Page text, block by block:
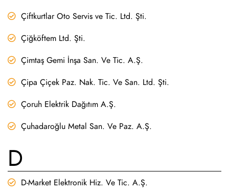
Çiftkurtlar Oto Servis ve Tic. Ltd. Şti.
Çiğköftem Ltd. Şti.
Çimtaş Gemi İnşa San. Ve Tic. A.Ş.
Çipa Çiçek Paz. Nak. Tic. Ve San. Ltd. Şti.
Çoruh Elektrik Dağıtım A.Ş.
Çuhadaroğlu Metal San. Ve Paz. A.Ş.
D
D-Market Elektronik Hiz. Ve Tic. A.Ş.